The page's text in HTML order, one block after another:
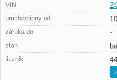
VIN
uruchomiony od
záruka do -
stan
licznik